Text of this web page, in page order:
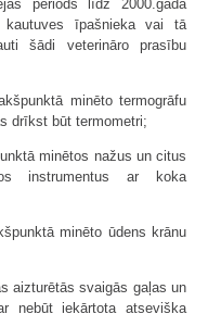
periods līdz 2000.gada
kautuves īpašnieka vai tā
šādi veterināro prasību
minēto termogrāfu
drīkst būt termometri;
minētos nažus un citus
instrumentus ar koka
minēto ūdens krānu
aizturētās svaigās gaļas un
nebūt iekārtota atsevišķa